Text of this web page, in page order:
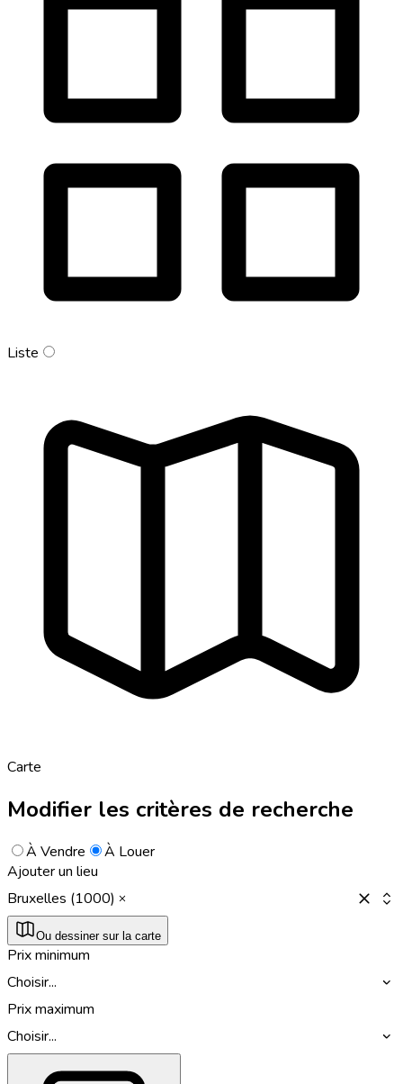
Liste
Carte
Modifier les critères de recherche
À Vendre
À Louer
Ajouter un lieu
Bruxelles (1000)
Ou dessiner sur la carte
Prix minimum
Choisir...
Prix maximum
Choisir...